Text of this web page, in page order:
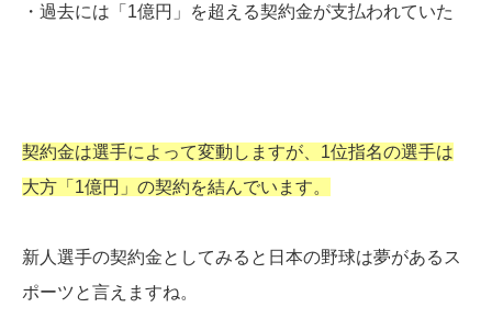
・過去には「1億円」を超える契約金が支払われていた
契約金は選手によって変動しますが、1位指名の選手は
大方「1億円」の契約を結んでいます。
新人選手の契約金としてみると日本の野球は夢があるス
ポーツと言えますね。